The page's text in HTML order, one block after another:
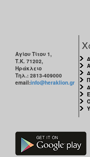
Αγίου Τίτου 1,
Τ.Κ. 71202,
Ηράκλειο
Τηλ.: 2813-409000
email:info@heraklion.gr